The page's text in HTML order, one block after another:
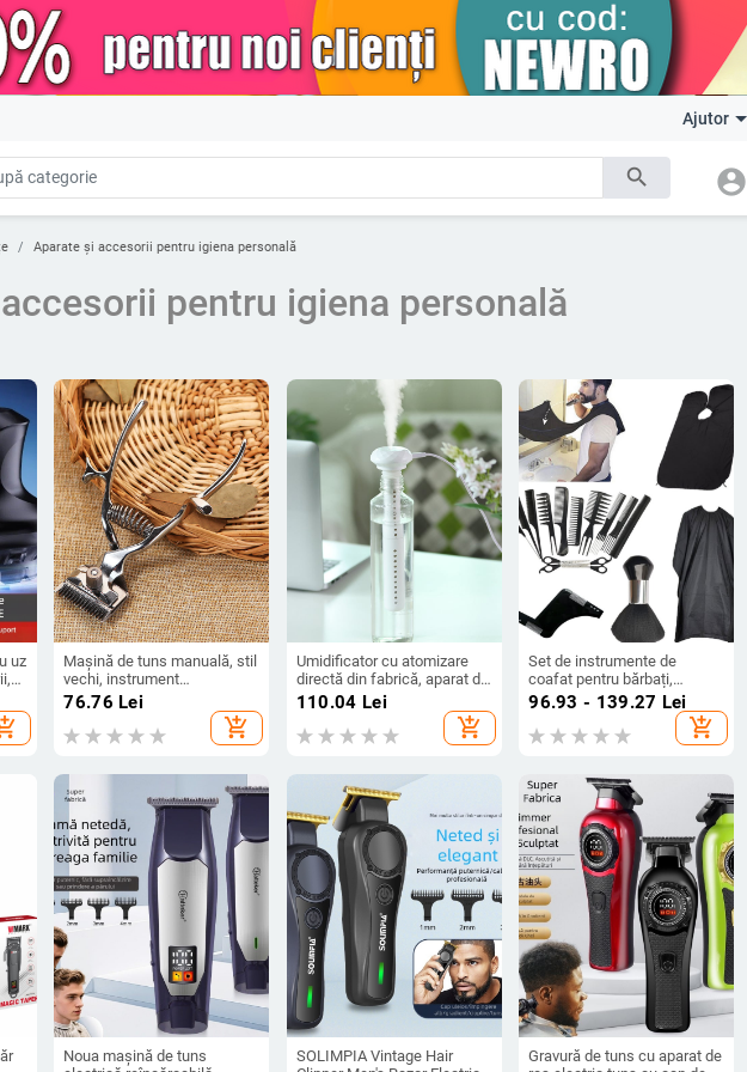
search
Ajutor
account_circle
Aparate și accesorii pentru igiena personală
pentru igiena personală
uz
Mașină de tuns manuală, stil
vechi, instrument
profesional de coafură, cu
persoane în vârstă
76.76 Lei
add_shopping_cart
Umidificator cu atomizare
directă din fabrică, aparat de
aromaterapie USB,
umidificator cu diamant, aer
condiționat de toamnă și
iarnă, supliment de apă
110.04 Lei
add_shopping_cart
Set de instrumente de
coafat pentru bărbați,
vânzare fierbinte de pe
Amazon, pieptene de ras
pentru barbă, pânză de
coafură, șal de vopsit părul
96.93 - 139.27 Lei
add_shopping_cart
Noua mașină de tuns
SOLIMPIA Vintage Hair
Gravură de tuns cu aparat de